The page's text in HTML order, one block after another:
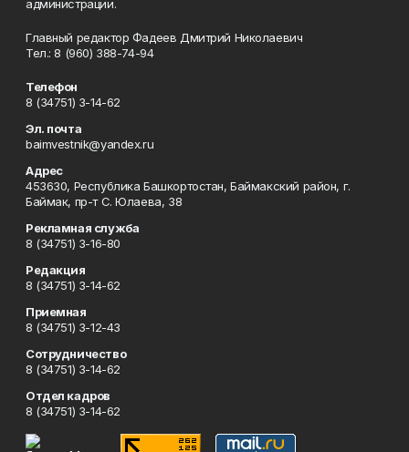
администрации.
Главный редактор Фадеев Дмитрий Николаевич
Тел.: 8 (960) 388-74-94
Телефон
8 (34751) 3-14-62
Эл. почта
baimvestnik@yandex.ru
Адрес
453630, Республика Башкортостан, Баймакский район, г.
Баймак, пр-т С. Юлаева, 38
Рекламная служба
8 (34751) 3-16-80
Редакция
8 (34751) 3-14-62
Приемная
8 (34751) 3-12-43
Сотрудничество
8 (34751) 3-14-62
Отдел кадров
8 (34751) 3-14-62